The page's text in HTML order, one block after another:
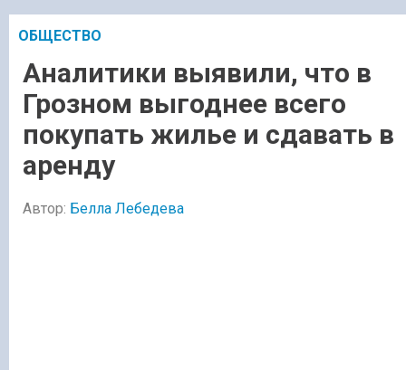
ОБЩЕСТВО
Аналитики выявили, что в
Грозном выгоднее всего
покупать жилье и сдавать в
аренду
Автор: Белла Лебедева